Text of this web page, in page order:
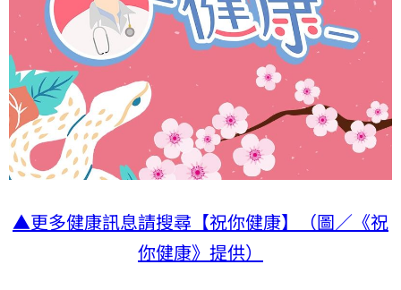
▲更多健康訊息請搜尋【祝你健康】（圖／《祝
你健康》提供）